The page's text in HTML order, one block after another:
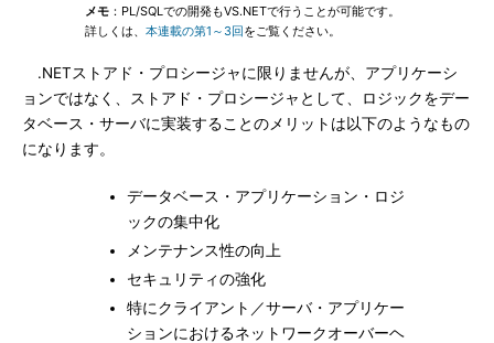
メモ：PL/SQLでの開発もVS.NETで行うことが可能です。
詳しくは、 本連載の第1～3回をご覧ください。
.NETストアド・プロシージャに限りませんが、アプリケーシ
ョンではなく、ストアド・プロシージャとして、ロジックをデー
タベース・サーバに実装することのメリットは以下のようなもの
になります。
データベース・アプリケーション・ロジ
ックの集中化
メンテナンス性の向上
セキュリティの強化
特にクライアント／サーバ・アプリケー
ションにおけるネットワークオーバーヘ